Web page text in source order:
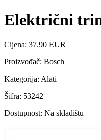
Električni
Cijena: 37.90 EUR
Proizvođač: Bosch
Kategorija: Alati
Šifra: 53242
Dostupnost: Na skladištu